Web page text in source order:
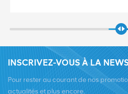
INSCRIVEZ-VOUS À LA
Pour rester au courant de nos
actualités et plus encore.